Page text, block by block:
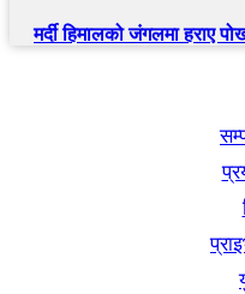
मर्दी हिमालको जंगलमा हराए